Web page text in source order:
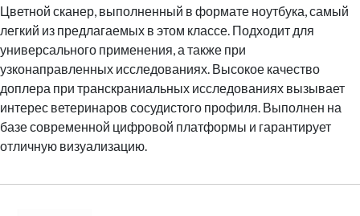
Цветной сканер, выполненный в формате ноутбука, самый
легкий из предлагаемых в этом классе. Подходит для
универсального применения, а также при
узконаправленных исследованиях. Высокое качество
доплера при транскраниальных исследованиях вызывает
интерес ветеринаров сосудистого профиля. Выполнен на
базе современной цифровой платформы и гарантирует
отличную визуализацию.